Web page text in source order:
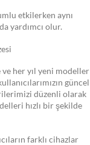
etkilerken aynı
yardımcı olur.
her yıl yeni modeller
güncel
düzenli olarak
hızlı bir şekilde
farklı cihazlar